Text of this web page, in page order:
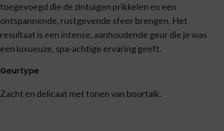
toegevoegd die de zintuigen prikkelen en een
ontspannende, rustgevende sfeer brengen. Het
resultaat is een intense, aanhoudende geur die je was
een luxueuze, spa-achtige ervaring geeft.
Geurtype
Zacht en delicaat met tonen van boortalk.